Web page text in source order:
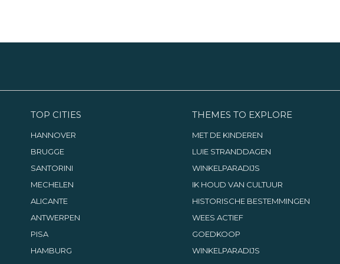
TOP CITIES
HANNOVER
BRUGGE
SANTORINI
MECHELEN
ALICANTE
ANTWERPEN
PISA
HAMBURG
THEMES TO EXPLORE
MET DE KINDEREN
LUIE STRANDDAGEN
WINKELPARADIJS
IK HOUD VAN CULTUUR
HISTORISCHE BESTEMMINGEN
WEES ACTIEF
GOEDKOOP
WINKELPARADIJS